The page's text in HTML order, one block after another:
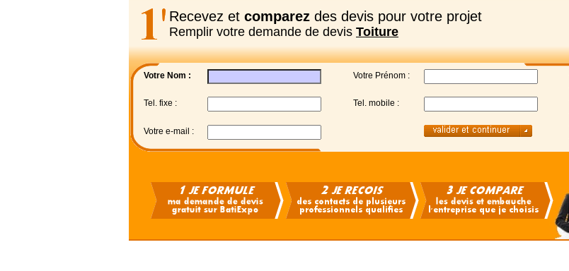
Recevez et comparez des devis pour votre projet
Remplir votre demande de devis Toiture
Votre Nom : Votre Prénom :
Tel. fixe : Tel. mobile :
Votre e-mail :